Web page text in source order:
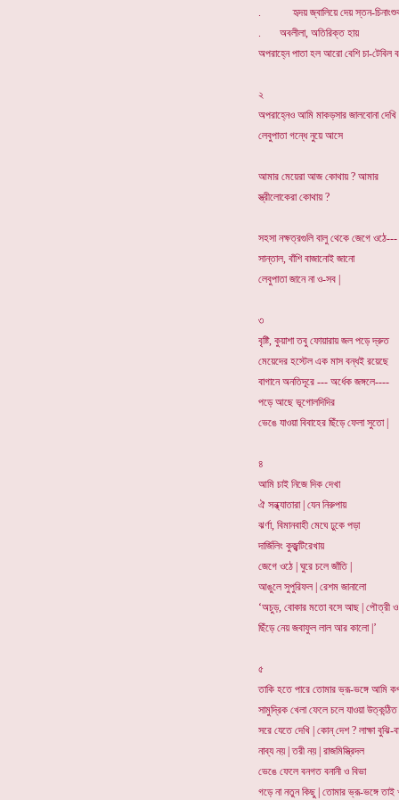
. হৃদয় জ্বালিয়ে দেয় স্তন-
. অবলীলা, অতিরিক্ত হায়
অপরাহ্নে পাতা হল আরো বেশি চা-টেবিল
২
অপরাহ্নেও আমি মাকড়সার জালবোনা দেখি
লেবুপাতা গন্ধে নুয়ে আসে
আমার মেয়েরা আজ কোথায় ? আমার
স্ত্রীলোকেরা কোথায় ?
সহসা নক্ষত্রগুলি বালু থেকে জেগে ওঠে---
সান্তাল, বাঁশি বাজানোই জানো
লেবুপাতা জানে না ও-সব |
৩
বৃষ্টি, কুয়াশা তবু ফোয়ারায় জল পড়ে দ্রুত
মেয়েদের হস্টেল এক মাস বন্ধই রয়েছে
বাগানে অনতিদূরে --- অর্ধেক জঙ্গলে----
পড়ে আছে ভূগোলদিদির
ভেঙে যাওয়া বিবাহের ছিঁড়ে ফেলা সুতো |
৪
আমি চাই নিজে দিক দেখা
ঐ সন্ধ্যাতারা | যেন নিরুপায়
ঝর্ণা, বিমানবাহী মেঘে ঢুকে পড়া
দার্জিলিং কুজ্ঝটিরেখায়
জেগে ওঠে | ঘুরে চলে জাঁতি |
আঙুলে সুপুরিফল | রেশম জানালো
‘অচুড়, বোকার মতো বসে আছ | পৌত্রী ও
ছিঁড়ে নেয় জবাফুল লাল আর কালো |’
৫
তাকি হতে পারে তোমার ভ্রূ-ভঙ্গে আমি
সামুদ্রিক খেলা ফেলে চলে যাওয়া
সরে যেতে দেখি | কোন্ দেশ ? লাক্ষা বুঝি-
নাব্য নয় | তরী নয় | রাজমিস্ত্রিদল
ভেঙে ফেলে বনগত বনানী ও বিভা
গড়ে না নতুন কিছু | তোমার ভ্রূ-ভঙ্গে